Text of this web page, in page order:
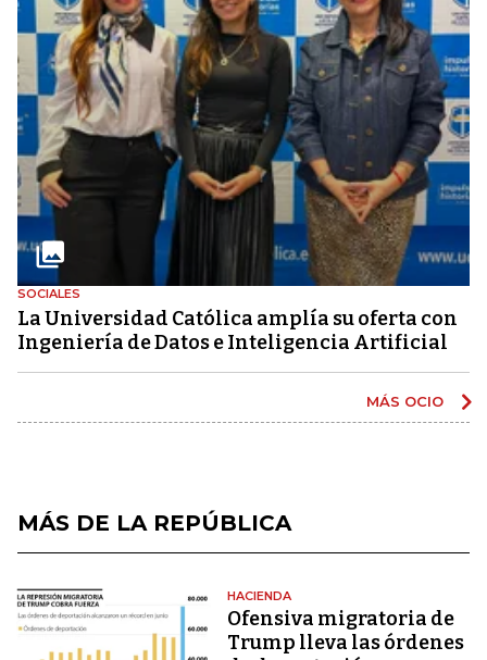
SOCIALES
La Universidad Católica amplía su oferta con
Ingeniería de Datos e Inteligencia Artificial
MÁS OCIO
MÁS DE LA REPÚBLICA
HACIENDA
Ofensiva migratoria de
Trump lleva las órdenes